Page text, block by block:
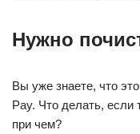
Нужно
Вы уже знаете, что
Pay. Что делать, если
при чем?